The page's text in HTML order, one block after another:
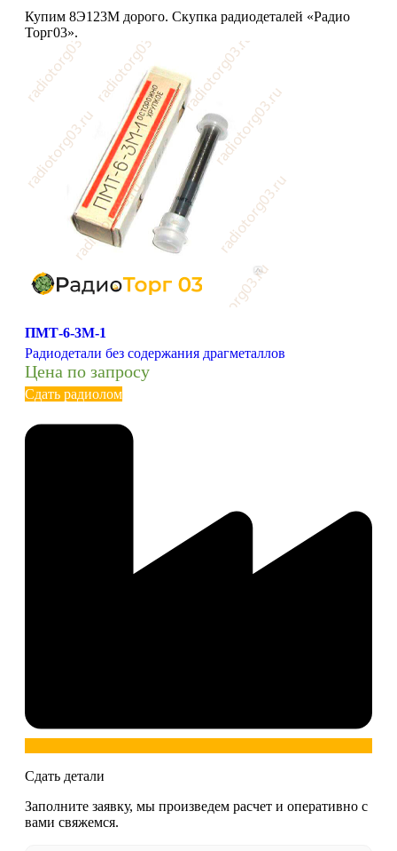
Купим 8Э123М дорого. Скупка радиодеталей «Радио
Торг03».
ПМТ-6-3М-1
Радиодетали без содержания драгметаллов
Цена по запросу
Сдать радиолом
Сдать детали
Заполните заявку, мы произведем расчет и оперативно с
вами свяжемся.